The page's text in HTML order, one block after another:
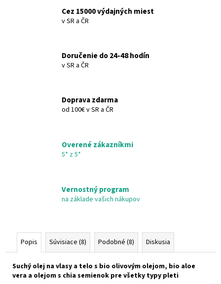
Cez 15000 výdajných miest
v SR a ČR
Doručenie do 24-48 hodín
v SR a ČR
Doprava zdarma
od 100€ v SR a ČR
Overené zákazníkmi
5* z 5*
Vernostný program
na základe vašich nákupov
Popis Súvisiace (8) Podobné (8) Diskusia
Suchý olej na vlasy a telo s bio olivovým olejom, bio aloe
vera a olejom s chia semienok pre všetky typy pleti